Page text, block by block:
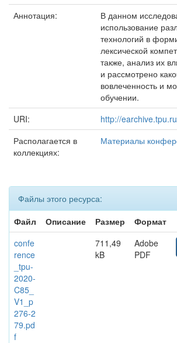
Аннотация:
В данном
использование
технологий в
лексической
также, анализ их
и рассмотрено
вовлеченность и
обучении.
URI:
http://
Располагается в
коллекциях:
Материалы
Файлы этого ресурса:
Файл
Описание Размер
Формат
confe
rence
_tpu-
2020-
C85_
V1_p
276-2
79.pd
f
711,49
kB
Adobe
PDF